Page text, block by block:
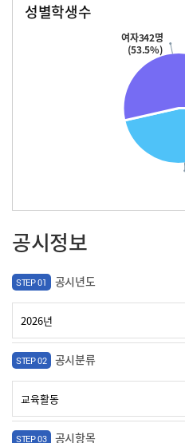
성별학생수
여자342명
(53.5%)
공시정보
STEP 01 공시년도
STEP 02 공시분류
STEP 03 공시항목